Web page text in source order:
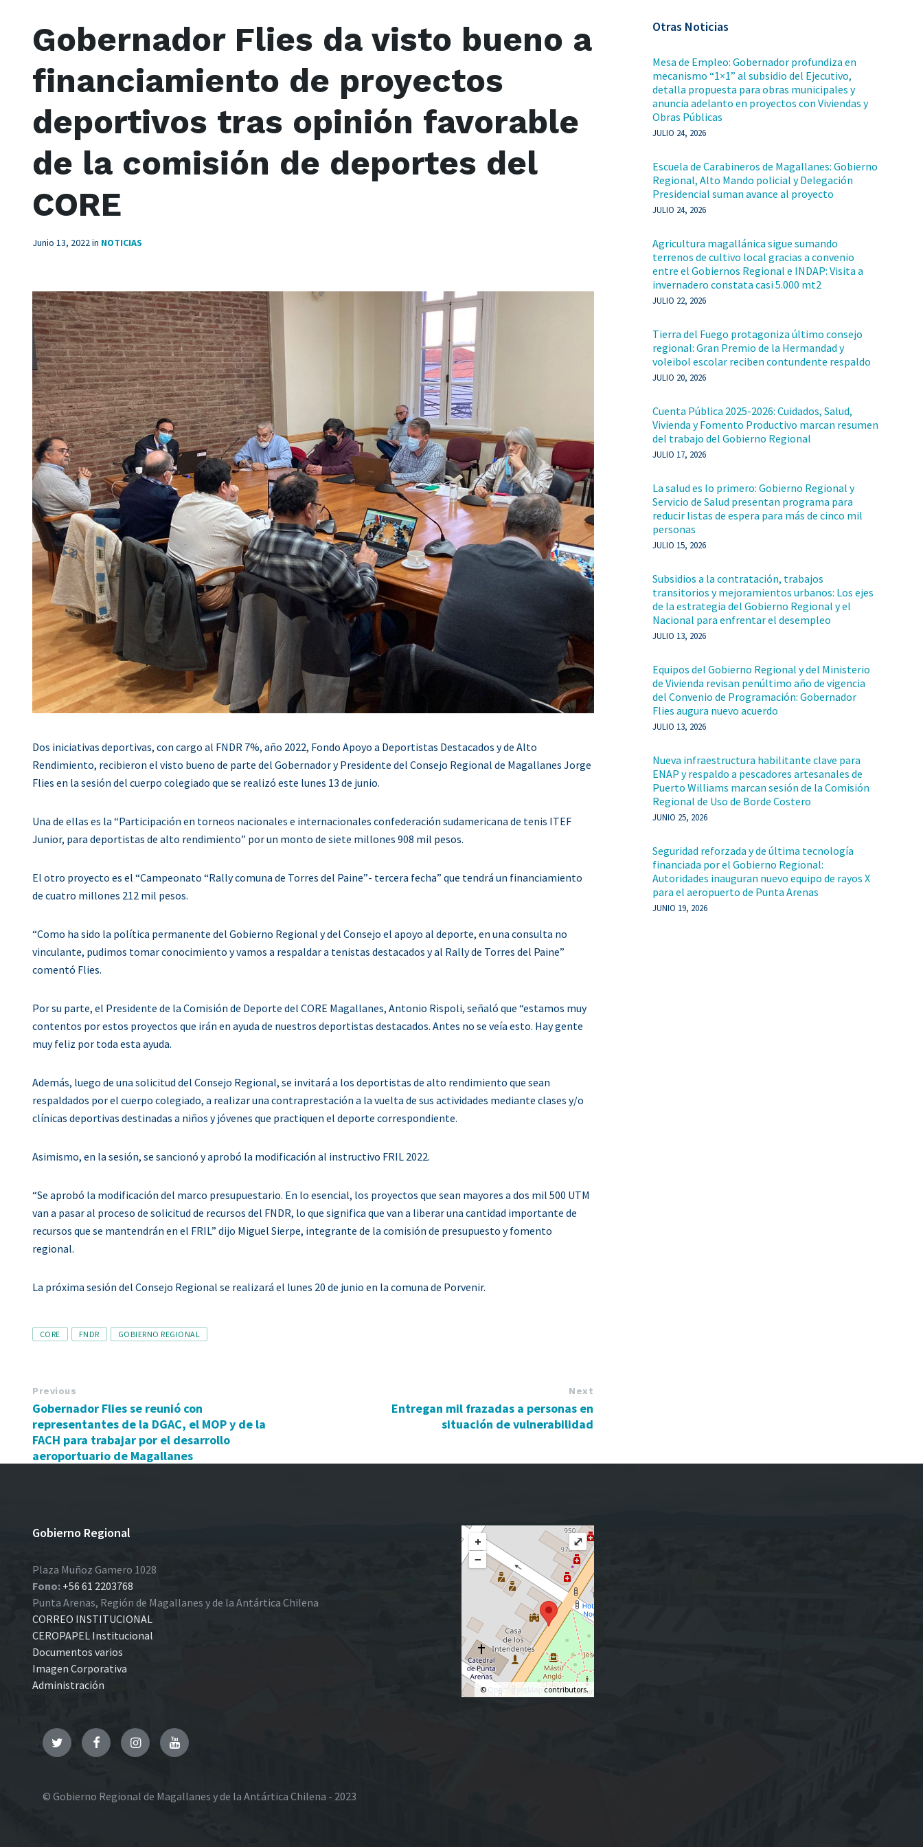
Gobernador Flies da visto bueno a
financiamiento de proyectos
deportivos tras opinión favorable
de la comisión de deportes del
CORE
Junio 13, 2022in NOTICIAS
Dos iniciativas deportivas, con cargo al FNDR 7%, año 2022, Fondo Apoyo a Deportistas Destacados y de Alto
Rendimiento, recibieron el visto bueno de parte del Gobernador y Presidente del Consejo Regional de Magallanes Jorge
Flies en la sesión del cuerpo colegiado que se realizó este lunes 13 de junio.
Una de ellas es la “Participación en torneos nacionales e internacionales confederación sudamericana de tenis ITEF
Junior, para deportistas de alto rendimiento” por un monto de siete millones 908 mil pesos.
El otro proyecto es el “Campeonato “Rally comuna de Torres del Paine”- tercera fecha” que tendrá un financiamiento
de cuatro millones 212 mil pesos.
“Como ha sido la política permanente del Gobierno Regional y del Consejo el apoyo al deporte, en una consulta no
vinculante, pudimos tomar conocimiento y vamos a respaldar a tenistas destacados y al Rally de Torres del Paine”
comentó Flies.
Por su parte, el Presidente de la Comisión de Deporte del CORE Magallanes, Antonio Rispoli, señaló que “estamos muy
contentos por estos proyectos que irán en ayuda de nuestros deportistas destacados. Antes no se veía esto. Hay gente
muy feliz por toda esta ayuda.
Además, luego de una solicitud del Consejo Regional, se invitará a los deportistas de alto rendimiento que sean
respaldados por el cuerpo colegiado, a realizar una contraprestación a la vuelta de sus actividades mediante clases y/o
clínicas deportivas destinadas a niños y jóvenes que practiquen el deporte correspondiente.
Asimismo, en la sesión, se sancionó y aprobó la modificación al instructivo FRIL 2022.
“Se aprobó la modificación del marco presupuestario. En lo esencial, los proyectos que sean mayores a dos mil 500 UTM
van a pasar al proceso de solicitud de recursos del FNDR, lo que significa que van a liberar una cantidad importante de
recursos que se mantendrán en el FRIL” dijo Miguel Sierpe, integrante de la comisión de presupuesto y fomento
regional.
La próxima sesión del Consejo Regional se realizará el lunes 20 de junio en la comuna de Porvenir.
Tags
CORE FNDR GOBIERNO REGIONAL
Previous
Gobernador Flies se reunió con
representantes de la DGAC, el MOP y de la
FACH para trabajar por el desarrollo
aeroportuario de Magallanes
Next
Entregan mil frazadas a personas en
situación de vulnerabilidad
Otras Noticias
Mesa de Empleo: Gobernador profundiza en
mecanismo “1×1” al subsidio del Ejecutivo,
detalla propuesta para obras municipales y
anuncia adelanto en proyectos con Viviendas y
Obras Públicas
JULIO 24, 2026
Escuela de Carabineros de Magallanes: Gobierno
Regional, Alto Mando policial y Delegación
Presidencial suman avance al proyecto
JULIO 24, 2026
Agricultura magallánica sigue sumando
terrenos de cultivo local gracias a convenio
entre el Gobiernos Regional e INDAP: Visita a
invernadero constata casi 5.000 mt2
JULIO 22, 2026
Tierra del Fuego protagoniza último consejo
regional: Gran Premio de la Hermandad y
voleibol escolar reciben contundente respaldo
JULIO 20, 2026
Cuenta Pública 2025-2026: Cuidados, Salud,
Vivienda y Fomento Productivo marcan resumen
del trabajo del Gobierno Regional
JULIO 17, 2026
La salud es lo primero: Gobierno Regional y
Servicio de Salud presentan programa para
reducir listas de espera para más de cinco mil
personas
JULIO 15, 2026
Subsidios a la contratación, trabajos
transitorios y mejoramientos urbanos: Los ejes
de la estrategia del Gobierno Regional y el
Nacional para enfrentar el desempleo
JULIO 13, 2026
Equipos del Gobierno Regional y del Ministerio
de Vivienda revisan penúltimo año de vigencia
del Convenio de Programación: Gobernador
Flies augura nuevo acuerdo
JULIO 13, 2026
Nueva infraestructura habilitante clave para
ENAP y respaldo a pescadores artesanales de
Puerto Williams marcan sesión de la Comisión
Regional de Uso de Borde Costero
JUNIO 25, 2026
Seguridad reforzada y de última tecnología
financiada por el Gobierno Regional:
Autoridades inauguran nuevo equipo de rayos X
para el aeropuerto de Punta Arenas
JUNIO 19, 2026
Gobierno Regional
Plaza Muñoz Gamero 1028
Fono: +56 61 2203768
Punta Arenas, Región de Magallanes y de la Antártica Chilena
CORREO INSTITUCIONAL
CEROPAPEL Institucional
Documentos varios
Imagen Corporativa
Administración
+
−
© OpenStreetMapcontributors.
⤢
TwitterFacebookInstagramYouTube
© Gobierno Regional de Magallanes y de la Antártica Chilena - 2023